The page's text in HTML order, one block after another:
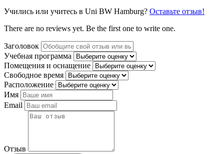
Учились или учитесь в Uni BW Hamburg? Оставьте отзыв!
There are no reviews yet. Be the first one to write one.
Заголовок
Учебная программа
Помещения и оснащение
Свободное время
Расположение
Имя
Email
Отзыв